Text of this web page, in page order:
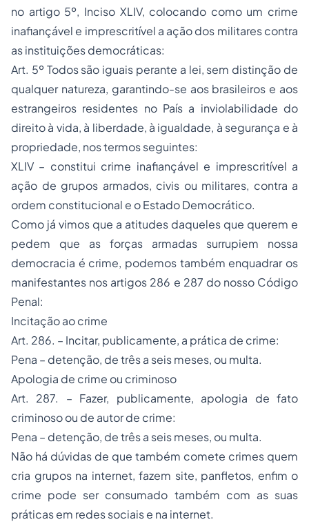
no artigo 5º, Inciso XLIV, colocando como um crime
inafiançável e imprescritível a ação dos militares contra
as instituições democráticas:
Art. 5º Todos são iguais perante a lei, sem distinção de
qualquer natureza, garantindo-se aos brasileiros e aos
estrangeiros residentes no País a inviolabilidade do
direito à vida, à liberdade, à igualdade, à segurança e à
propriedade, nos termos seguintes:
XLIV – constitui crime inafiançável e imprescritível a
ação de grupos armados, civis ou militares, contra a
ordem constitucional e o Estado Democrático.
Como já vimos que a atitudes daqueles que querem e
pedem que as forças armadas surrupiem nossa
democracia é crime, podemos também enquadrar os
manifestantes nos artigos 286 e 287 do nosso Código
Penal:
Incitação ao crime
Art. 286. – Incitar, publicamente, a prática de crime:
Pena – detenção, de três a seis meses, ou multa.
Apologia de crime ou criminoso
Art. 287. – Fazer, publicamente, apologia de fato
criminoso ou de autor de crime:
Pena – detenção, de três a seis meses, ou multa.
Não há dúvidas de que também comete crimes quem
cria grupos na internet, fazem site, panfletos, enfim o
crime pode ser consumado também com as suas
práticas em redes sociais e na internet.